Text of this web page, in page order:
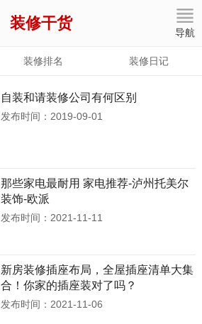
装修干货
导航
装修排名 装修日记
自装和请装修公司有何区别
发布时间：2019-09-01
那些家电最耐用 家电推荐-泸州托美尔
装饰-欧派
发布时间：2021-11-11
新房装修插座布局，全屋插座清单大集
合！你家的插座装对了吗？
发布时间：2021-11-06